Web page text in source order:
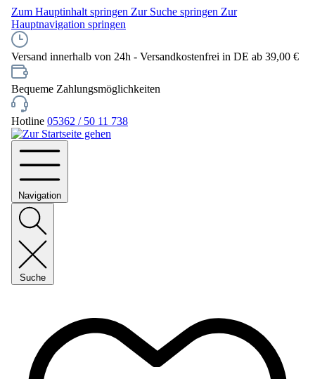
Zum Hauptinhalt springen Zur Suche springen Zur
Hauptnavigation springen
Versand innerhalb von 24h - Versandkostenfrei in DE ab 39,00 €
Bequeme Zahlungsmöglichkeiten
Hotline 05362 / 50 11 738
Navigation
Suche